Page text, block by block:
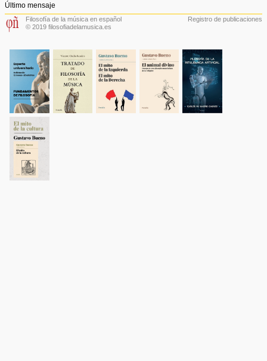
Último mensaje
Filosofía de la música en español
© 2019 filosofiadelamusica.es
Registro de publicaciones